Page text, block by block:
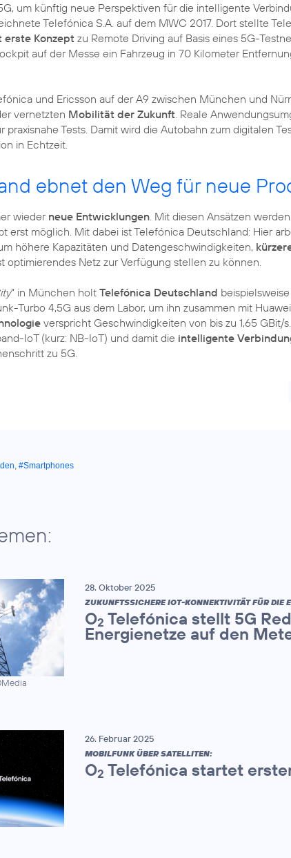
um künftig neue Perspektiven für die intelligente
Telefónica S.A. auf dem MWC 2017. Dort stellte
Konzept zu Remote Driving auf Basis eines 5G-
auf der Messe ein Fahrzeug in 70 Kilometer
und Ericsson auf der A9 zwischen München und
vernetzten Mobilität der Zukunft. Reale
Tests. Damit wird die Autobahn zum digitalen
in Echtzeit.
ebnet den Weg für neue
wieder neue Entwicklungen. Mit diesen Ansätzen
erst möglich. Mit dabei ist Telefónica Deutschland: Hier
höhere Kapazitäten und Datengeschwindigkeiten,
optimierendes Netz zur Verfügung stellen zu können.
“ in München holt Telefónica Deutschland
Turbo 4,5G aus dem Labor, um ihn zusammen mit
verspricht Geschwindigkeiten von bis zu 1,65 GBit/
IoT (kurz: NB-IoT) und damit die intelligente
zu 5G.
, #Smartphones
28. Oktober 2025
ZUKUNFTSSICHERE IOT-KONNEKTIVITÄT FÜR DIE
O2 Telefónica stellt 5G
Energienetze auf den
26. Februar 2025
MOBILFUNK ÜBER SATELLITEN:
O2 Telefónica startet